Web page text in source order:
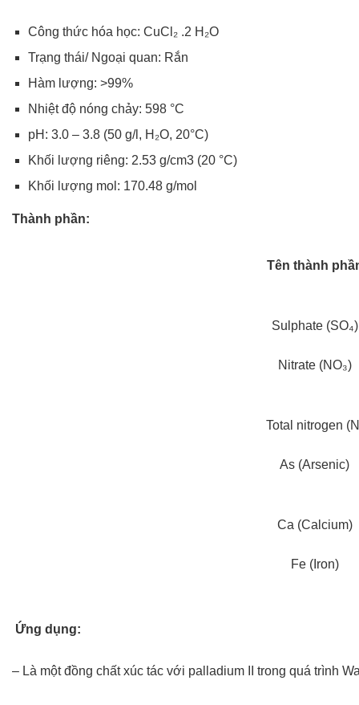
Công thức hóa học: CuCl₂ .2 H₂O
Trạng thái/ Ngoại quan: Rắn
Hàm lượng: >99%
Nhiệt độ nóng chảy: 598 °C
pH: 3.0 – 3.8 (50 g/l, H₂O, 20°C)
Khối lượng riêng: 2.53 g/cm3 (20 °C)
Khối lượng mol: 170.48 g/mol
Thành phần:
Tên thành
Sulphate (SO₄)
Nitrate (NO₃)
Total nitrogen
As (Arsenic)
Ca (Calcium)
Fe (Iron)
Ứng dụng:
– Là một đồng chất xúc tác với palladium II trong quá trình